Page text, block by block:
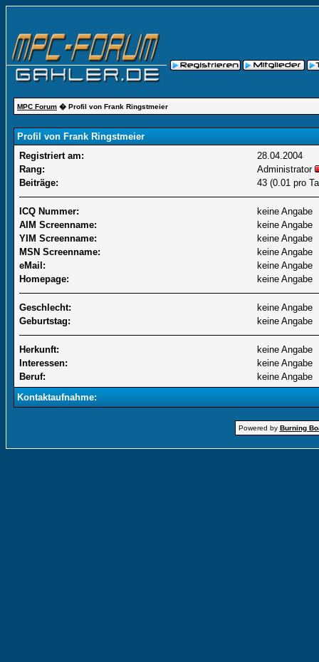
MPC Forum � Profil von Frank Ringstmeier
Profil von Frank Ringstmeier
Registriert am:
28.04.2004
Rang:
Administrator
Beiträge:
43 (0.01 pro
ICQ Nummer:
keine Angabe
AIM Screenname:
keine Angabe
YIM Screenname:
keine Angabe
MSN Screenname:
keine Angabe
eMail:
keine Angabe
Homepage:
keine Angabe
Geschlecht:
keine Angabe
Geburtstag:
keine Angabe
Herkunft:
keine Angabe
Interessen:
keine Angabe
Beruf:
keine Angabe
Kontaktaufnahme:
Powered by Burning